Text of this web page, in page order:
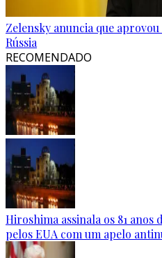
Zelensky anuncia que
Rússia
RECOMENDADO
Hiroshima assinala os 81
pelos EUA com um apelo